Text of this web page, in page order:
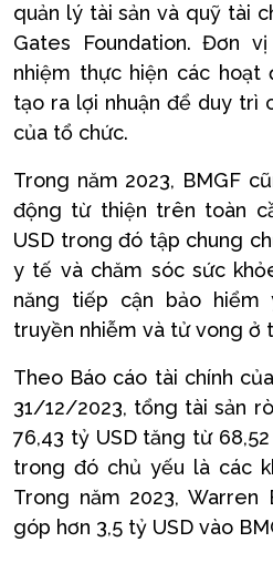
quản lý tài sản và quỹ tài
Gates Foundation. Đơn
nhiệm thực hiện các hoạt
tạo ra lợi nhuận để duy trì
của tổ chức.
Trong năm 2023, BMGF
động từ thiện trên toàn
USD trong đó tập chung
y tế và chăm sóc sức
năng tiếp cận bảo
truyền nhiễm và tử vong ở
Theo Báo cáo tài chính
31/12/2023, tổng tài sản
76,43 tỷ USD tăng từ
trong đó chủ yếu là các
Trong năm 2023,
góp hơn 3,5 tỷ USD vào